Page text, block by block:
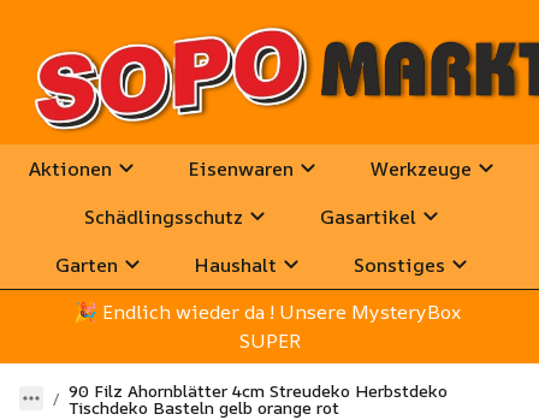
Aktionen Eisenwaren
Werkzeuge
Schädlingsschutz
Gasartikel
Garten
Haushalt
Sonstiges
🎉 Endlich wieder da ! Unsere MysteryBox
SUPER
90 Filz Ahornblätter 4cm Streudeko Herbstdeko
Tischdeko Basteln gelb orange rot